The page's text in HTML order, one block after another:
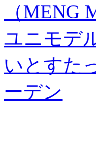
（MENG
ユニモデ
いとすた
ーデン